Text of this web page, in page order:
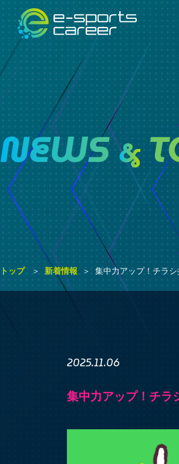
NEWS&
トップ 新着情報 集中力アップ！チラ
2025.11.06
集中力アップ！チラ